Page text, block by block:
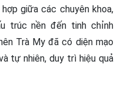
giữa các chuyên khoa,
trúc nền đến tinh chỉnh
Trà My đã có diện mạo
tự nhiên, duy trì hiệu quả